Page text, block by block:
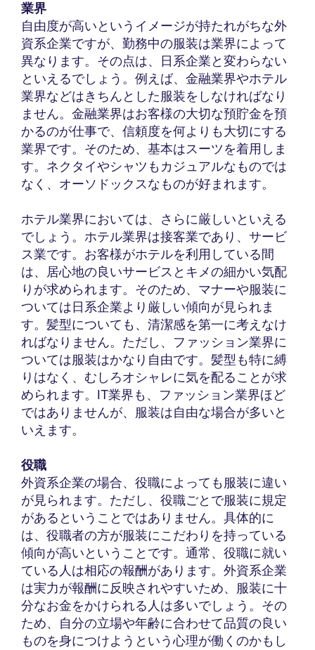
業界
自由度が高いというイメージが持たれがちな外
資系企業ですが、勤務中の服装は業界によって
異なります。その点は、日系企業と変わらない
といえるでしょう。例えば、金融業界やホテル
業界などはきちんとした服装をしなければなり
ません。金融業界はお客様の大切な預貯金を預
かるのが仕事で、信頼度を何よりも大切にする
業界です。そのため、基本はスーツを着用しま
す。ネクタイやシャツもカジュアルなものでは
なく、オーソドックスなものが好まれます。
ホテル業界においては、さらに厳しいといえる
でしょう。ホテル業界は接客業であり、サービ
ス業です。お客様がホテルを利用している間
は、居心地の良いサービスとキメの細かい気配
りが求められます。そのため、マナーや服装に
ついては日系企業より厳しい傾向が見られま
す。髪型についても、清潔感を第一に考えなけ
ればなりません。ただし、ファッション業界に
ついては服装はかなり自由です。髪型も特に縛
りはなく、むしろオシャレに気を配ることが求
められます。IT業界も、ファッション業界ほど
ではありませんが、服装は自由な場合が多いと
いえます。
役職
外資系企業の場合、役職によっても服装に違い
が見られます。ただし、役職ごとで服装に規定
があるということではありません。具体的に
は、役職者の方が服装にこだわりを持っている
傾向が高いということです。通常、役職に就い
ている人は相応の報酬があります。外資系企業
は実力が報酬に反映されやすいため、服装に十
分なお金をかけられる人は多いでしょう。その
ため、自分の立場や年齢に合わせて品質の良い
ものを身につけようという心理が働くのかもし